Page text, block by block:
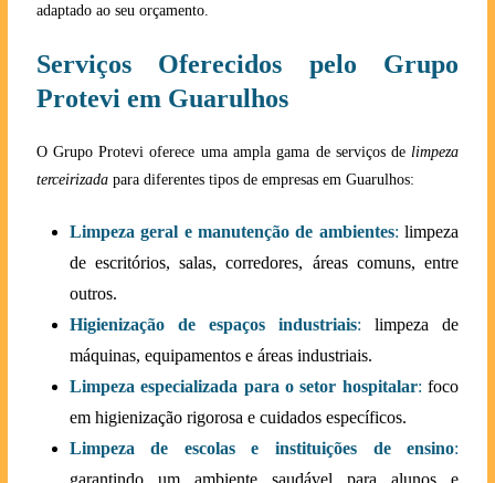
adaptado ao seu orçamento.
Serviços Oferecidos pelo Grupo
Protevi em Guarulhos
O Grupo Protevi oferece uma ampla gama de serviços delimpeza
terceirizadapara diferentes tipos de empresas em Guarulhos:
Limpeza geral e manutenção de ambientes: limpeza
de escritórios, salas, corredores, áreas comuns, entre
outros.
Higienização de espaços industriais: limpeza de
máquinas, equipamentos e áreas industriais.
Limpeza especializada para o setor hospitalar: foco
em higienização rigorosa e cuidados específicos.
Limpeza de escolas e instituições de ensino:
garantindo um ambiente saudável para alunos e